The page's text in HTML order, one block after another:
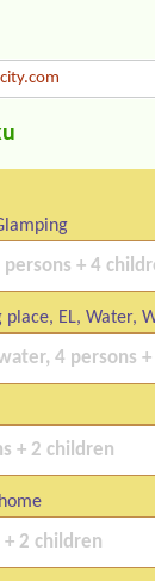
place, EL, Water,